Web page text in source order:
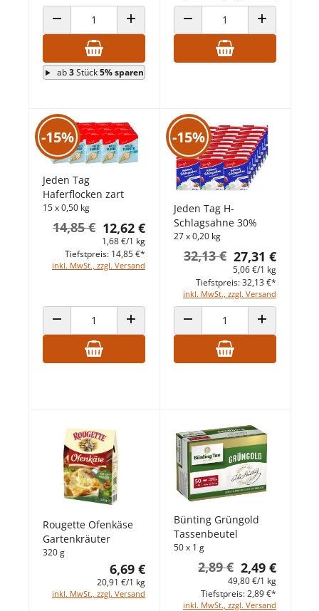
ANZAHL VERRINGERNANZAHL ERHÖHEN
ab3Stück5% sparen
ANZAHL VERRINGERNANZAHL
-15%
Jeden Tag
Haferflocken zart
15 x 0,50 kg
12,62 €
14,85 €
1,68 €/1 kg
inkl. MwSt., zzgl. Versand
Tiefstpreis: 14,85 €*
ANZAHL VERRINGERNANZAHL ERHÖHEN
-15%
Jeden Tag H-
Schlagsahne 30%
27 x 0,20 kg
27,31 €
32,13 €
5,06 €/1 kg
inkl. MwSt., zzgl. Versand
Tiefstpreis: 32,13 €*
ANZAHL VERRINGERNANZAHL
Rougette Ofenkäse
Gartenkräuter
320 g
6,69 €
20,91 €/1 kg
inkl. MwSt., zzgl. Versand
Bünting Grüngold
Tassenbeutel
50 x 1 g
2,49 €
2,89 €
49,80 €/1 kg
inkl. MwSt., zzgl. Versand
Tiefstpreis: 2,89 €*